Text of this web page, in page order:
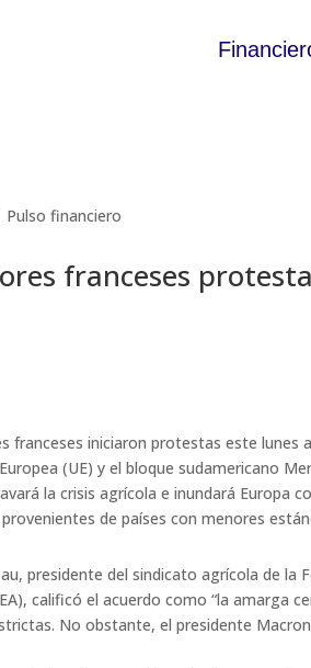
Pulso financiero
franceses
franceses iniciaron protestas este lunes
(UE) y el bloque sudamericano
la crisis agrícola e inundará Europa
de países con menores
presidente del sindicato agrícola de la
calificó el acuerdo como “la amarga
No obstante, el presidente